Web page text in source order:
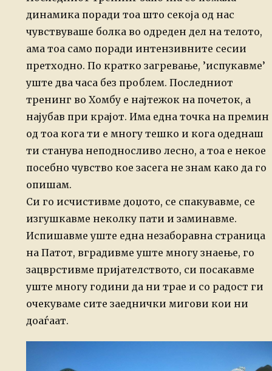
динамика поради тоа што секоја од нас
чувствуваше болка во одреден дел на телото,
ама тоа само поради интензивните сесии
претходно. По кратко загревање, ’испукавме’
уште два часа без проблем. Последниот
тренинг во Хомбу е најтежок на почеток, а
најубав при крајот. Има една точка на премин
од тоа кога ти е многу тешко и кога одеднаш
ти станува неподносливо лесно, а тоа е некое
посебно чувство кое засега не знам како да го
опишам.
Си го исчистивме доџото, се спакувавме, се
изгушкавме неколку пати и заминавме.
Испишавме уште една незаборавна страница
на Патот, вградивме уште многу знаење, го
зацврстивме пријателството, си посакавме
уште многу години да ни трае и со радост ги
очекуваме сите заеднички мигови кои ни
доаѓаат.